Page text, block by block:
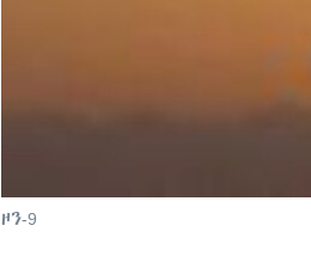
ዞን-9